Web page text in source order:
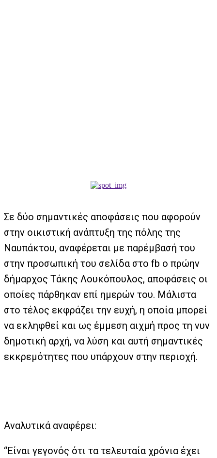
Σε δύο σημαντικές αποφάσεις που αφορούν
στην οικιστική ανάπτυξη της πόλης της
Ναυπάκτου, αναφέρεται με παρέμβασή του
στην προσωπική του σελίδα στο fb ο πρώην
δήμαρχος Τάκης Λουκόπουλος, αποφάσεις οι
οποίες πάρθηκαν επί ημερών του. Μάλιστα
στο τέλος εκφράζει την ευχή, η οποία μπορεί
να εκληφθεί και ως έμμεση αιχμή προς τη νυν
δημοτική αρχή, να λύση και αυτή σημαντικές
εκκρεμότητες που υπάρχουν στην περιοχή.
Αναλυτικά αναφέρει:
“Είναι γεγονός ότι τα τελευταία χρόνια έχει